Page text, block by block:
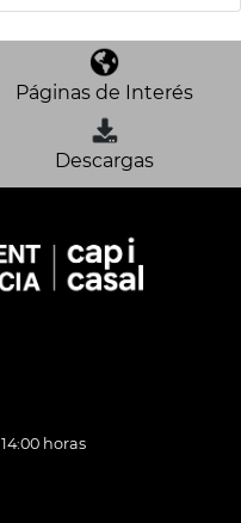
Páginas de Interés
Descargas
horas